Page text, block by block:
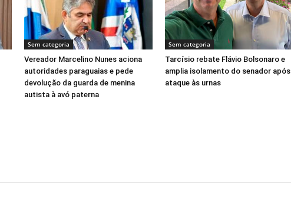
Sem categoria
Vereador Marcelino Nunes aciona
autoridades paraguaias e pede
devolução da guarda de menina
autista à avó paterna
Sem categoria
Tarcísio rebate Flávio Bolsonaro e
amplia isolamento do senador após
ataque às urnas